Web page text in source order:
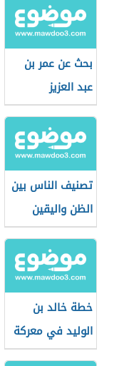
بحث عن عمر بن
عبد العزيز
تصنيف الناس بين
الظن واليقين
خطة خالد بن
الوليد في معركة
اليرموك